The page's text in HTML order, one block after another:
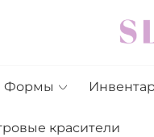
Формы
красители